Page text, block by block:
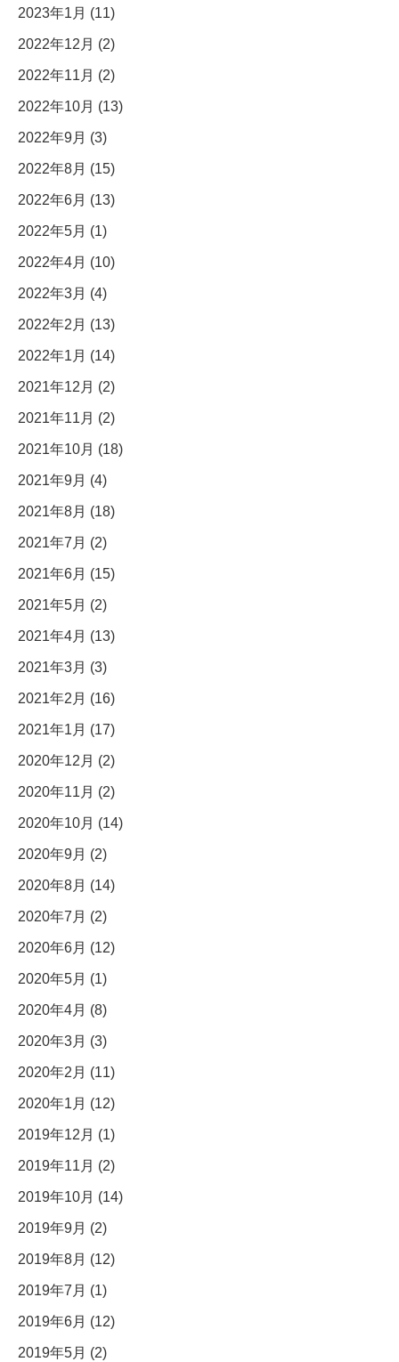
2023年1月 (11)
2022年12月 (2)
2022年11月 (2)
2022年10月 (13)
2022年9月 (3)
2022年8月 (15)
2022年6月 (13)
2022年5月 (1)
2022年4月 (10)
2022年3月 (4)
2022年2月 (13)
2022年1月 (14)
2021年12月 (2)
2021年11月 (2)
2021年10月 (18)
2021年9月 (4)
2021年8月 (18)
2021年7月 (2)
2021年6月 (15)
2021年5月 (2)
2021年4月 (13)
2021年3月 (3)
2021年2月 (16)
2021年1月 (17)
2020年12月 (2)
2020年11月 (2)
2020年10月 (14)
2020年9月 (2)
2020年8月 (14)
2020年7月 (2)
2020年6月 (12)
2020年5月 (1)
2020年4月 (8)
2020年3月 (3)
2020年2月 (11)
2020年1月 (12)
2019年12月 (1)
2019年11月 (2)
2019年10月 (14)
2019年9月 (2)
2019年8月 (12)
2019年7月 (1)
2019年6月 (12)
2019年5月 (2)